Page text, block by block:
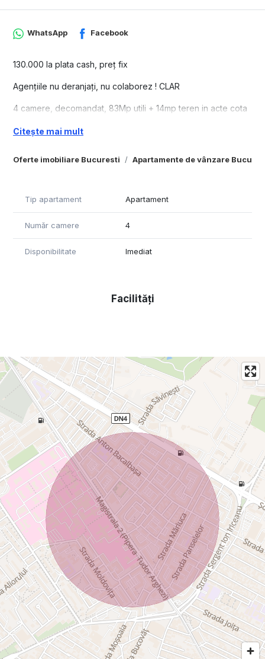
Oferte imobiliare Bucuresti Apartamente de vânzare
WhatsApp Facebook
130.000 la plata cash, preț fix
Agențiile nu deranjați, nu colaborez ! CLAR
4 camere, decomandat, 83Mp utili + 14mp teren in acte cota
parter p+8 cu intrare separată ,
posibilitate 2 balcoane similare celor de pe verticala.
blocului ( constructie 1986 solida ) monitorizare video,boxe
3 camere cu gresie Spania - 1m 1m, hol+ living - parchet lemn
Wc serviciu + baia mare lux, ambele toalete au geamuri mari
Instalatii electrice sanitare schimbate recent.
5min de metrou si piata.
Stalpi si pereti din beton (de rezistenta) de 20cm grosime.
Citește mai mult
Tip apartament Apartament
Număr camere 4
Disponibilitate Imediat
Facilități